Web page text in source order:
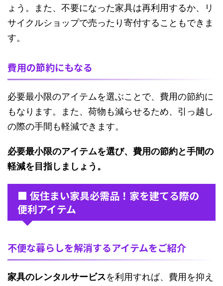
ょう。また、不要になった家具は再利用するか、リ
サイクルショップで売ったり寄付することもできま
す。
費用の節約にもなる
必要最小限のアイテムを選ぶことで、費用の節約に
もなります。また、荷物も減らせるため、引っ越し
の際の手間も軽減できます。
必要最小限のアイテムを選び、費用の節約と手間の
軽減を目指しましょう。
■ 仮住まい家具必需品！家を建てる際の
便利アイテム
不便な暮らしを解消するアイテムをご紹介
家具のレンタルサービスを利用すれば、費用を抑え